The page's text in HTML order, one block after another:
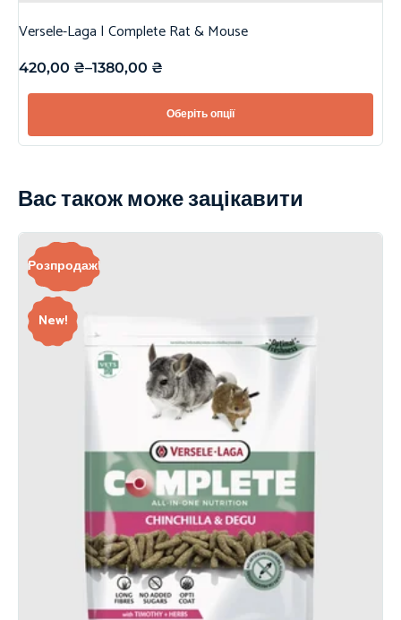
Versele-Laga | Complete Rat & Mouse
420,00 ₴–1380,00 ₴
Оберіть опції
Вас також може зацікавити
New!
Розпродаж!